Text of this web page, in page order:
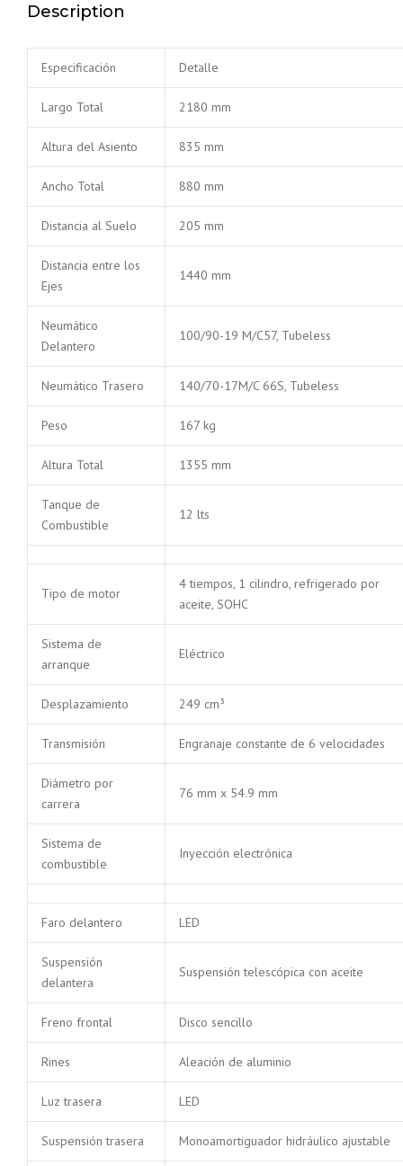
Description
Especificación Detalle
Largo Total 2180 mm
Altura del Asiento 835 mm
Ancho Total 880 mm
Distancia al Suelo 205 mm
Distancia entre los
Ejes
1440 mm
Neumático
Delantero
100/90-19 M/C57, Tubeless
Neumático Trasero 140/70-17M/C 66S, Tubeless
Peso 167 kg
Altura Total 1355 mm
Tanque de
Combustible
12 lts
Tipo de motor
4 tiempos, 1 cilindro, refrigerado por
aceite, SOHC
Sistema de
arranque
Eléctrico
Desplazamiento 249 cm³
Transmisión Engranaje constante de 6 velocidades
Diámetro por
carrera
76 mm x 54.9 mm
Sistema de
combustible
Inyección electrónica
Faro delantero LED
Suspensión
delantera
Suspensión telescópica con aceite
Freno frontal Disco sencillo
Rines Aleación de aluminio
Luz trasera LED
Suspensión trasera Monoamortiguador hidráulico ajustable